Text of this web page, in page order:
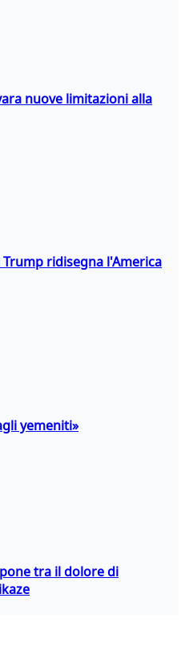
nuove limitazioni alla
ridisegna l'America
yemeniti»
tra il dolore di